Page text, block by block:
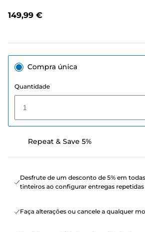
149,99 €
Compra única
Quantidade
1
Repeat & Save 5%
Desfrute de um desconto de 5% em
tinteiros ao configurar entregas repetidas
Faça alterações ou cancele a qualquer